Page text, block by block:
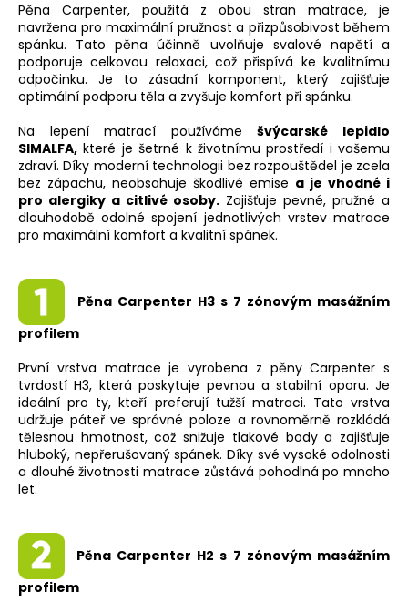
Pěna Carpenter, použitá z obou stran matrace, je
navržena pro maximální pružnost a přizpůsobivost během
spánku. Tato pěna účinně uvolňuje svalové napětí a
podporuje celkovou relaxaci, což přispívá ke kvalitnímu
odpočinku. Je to zásadní komponent, který zajišťuje
optimální podporu těla a zvyšuje komfort při spánku.
Na lepení matrací používámešvýcarské lepidlo
SIMALFA, které je šetrné k životnímu prostředí i vašemu
zdraví. Díky moderní technologii bez rozpouštědel je zcela
bez zápachu, neobsahuje škodlivé emise a je vhodné i
pro alergiky a citlivé osoby. Zajišťuje pevné, pružné a
dlouhodobě odolné spojení jednotlivých vrstev matrace
pro maximální komfort a kvalitní spánek.
Pěna Carpenter H3 s 7 zónovým masážním
profilem
První vrstva matrace je vyrobena z pěny Carpenter s
tvrdostí H3, která poskytuje pevnou a stabilní oporu. Je
ideální pro ty, kteří preferují tužší matraci. Tato vrstva
udržuje páteř ve správné poloze a rovnoměrně rozkládá
tělesnou hmotnost, což snižuje tlakové body a zajišťuje
hluboký, nepřerušovaný spánek. Díky své vysoké odolnosti
a dlouhé životnosti matrace zůstává pohodlná po mnoho
let.
Pěna Carpenter H2 s 7 zónovým masážním
profilem